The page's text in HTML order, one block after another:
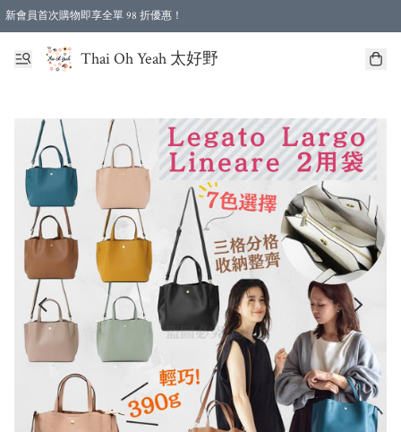
新會員首次購物即享全單 98 折優惠！
特選會員可享全單低至 96 折優惠！
Thai Oh Yeah 太好野